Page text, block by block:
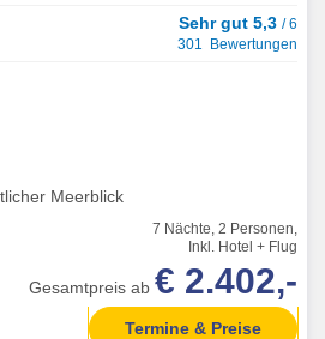
Sehr gut 5,3 / 6
301 Bewertungen
Meerblick
7 Nächte, 2 Personen,
Inkl. Hotel + Flug
Gesamtpreis ab € 2.402,-
Termine & Preise